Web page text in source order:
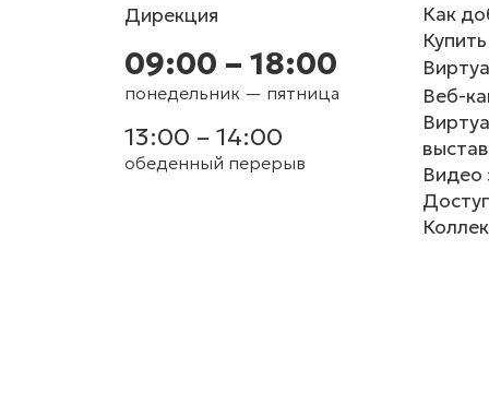
Дирекция
09:00 – 18:00
понедельник — пятница
13:00 – 14:00
обеденный перерыв
Как
Веб-
Видео